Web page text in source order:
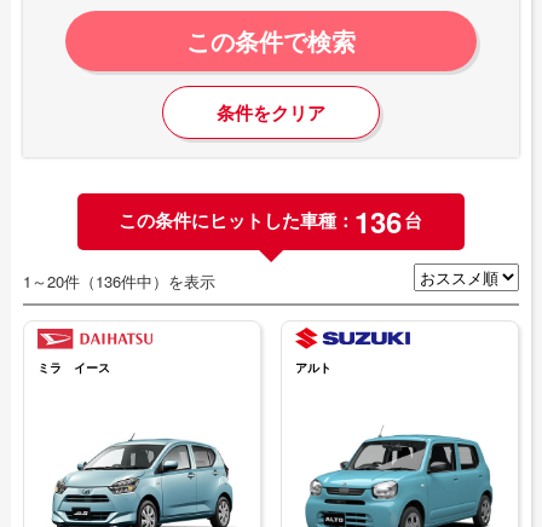
この条件で検索
条件をクリア
この条件にヒットした車種： 136台
1～20件（136件中）を表示
ミラ イース アルト